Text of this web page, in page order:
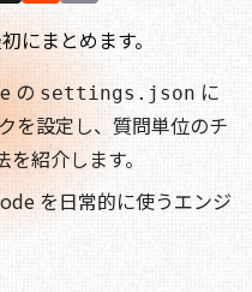
h
re
a
d
s
e
d
di
t
o
p
y
Li
n
k
にまとめます。
の settings.json に
を設定し、質問単位のチ
紹介します。
を日常的に使うエンジ